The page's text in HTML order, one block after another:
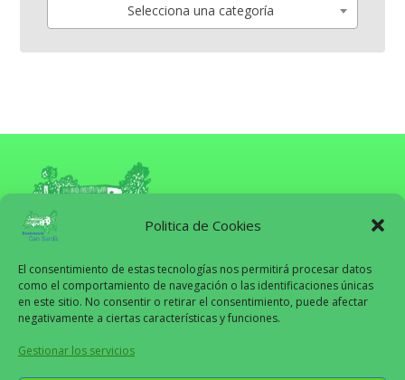
Politica de Cookies
El consentimiento de estas tecnologías nos permitirá procesar datos
como el comportamiento de navegación o las identificaciones únicas
en este sitio. No consentir o retirar el consentimiento, puede afectar
negativamente a ciertas características y funciones.
Gestionar los servicios
Selecciona una categoría
Aviso Legal